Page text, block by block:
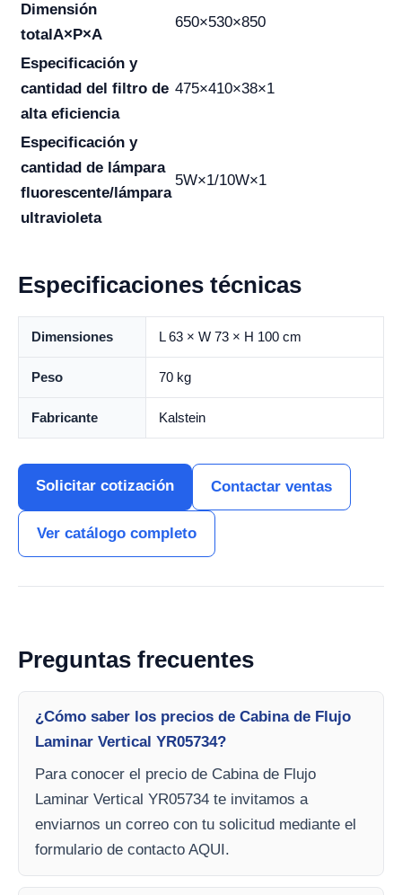
Dimensión
totalA×P×A
650×530×850
Especificación y
cantidad del filtro de
alta eficiencia
475×410×38×1
Especificación y
cantidad de lámpara
fluorescente/lámpara
ultravioleta
5W×1/10W×1
Especificaciones técnicas
Dimensiones L 63 × W 73 × H 100 cm
Peso 70 kg
Fabricante Kalstein
Solicitar cotización Contactar ventas
Ver catálogo completo
Preguntas frecuentes
¿Cómo saber los precios de Cabina de Flujo
Laminar Vertical YR05734?
Para conocer el precio de Cabina de Flujo
Laminar Vertical YR05734 te invitamos a
enviarnos un correo con tu solicitud mediante el
formulario de contacto AQUI.